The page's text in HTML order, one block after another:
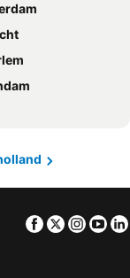
Facebook
Twitter